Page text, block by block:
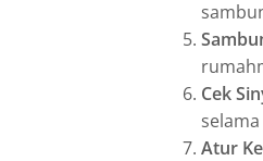
Cek
Atur